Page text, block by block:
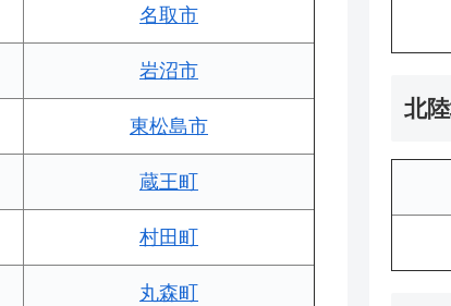
名取市
岩沼市
東松島市
蔵王町
村田町
丸森町
北